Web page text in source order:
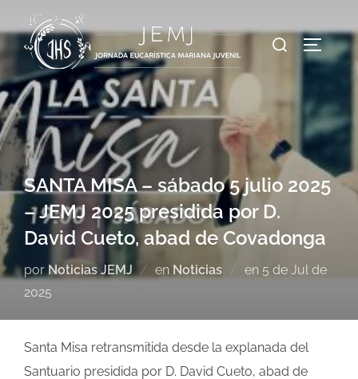
SANTA MISA – sábado 5 julio 2025
– JEMJ 2025 presidida por D.
David Cueto, abad de Covadonga
porNoticias JEMJ en Noticias en 5 de Jul de
2025
Santa Misa retransmitida desde la explanada del
Santuario presidida por D. David Cueto, abad de